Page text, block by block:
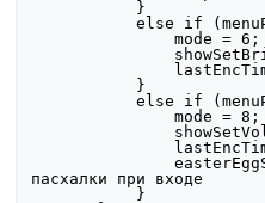
           else if (menuPos == 4) {
               mode = 6;
           else if (menuPos == 5) {
               mode = 8;
               easterEggStep = 0; // Сброс
пасхалки при входе